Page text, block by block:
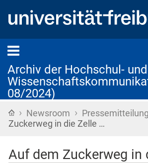
Archiv der Hochschul- und
08/2024)
Startseite
› Newsroom ›
Zuckerweg in die Zelle …
Auf dem Zuckerweg in